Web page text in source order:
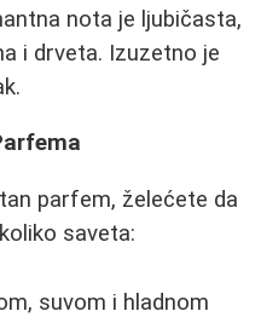
nota je ljubičasta,
i drveta. Izuzetno je
parfem, želećete da
saveta:
suvom i hladnom